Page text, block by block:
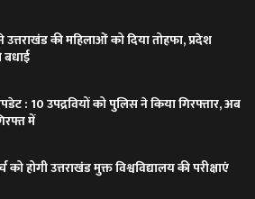
उत्तराखंड की महिलाओं को दिया तोहफा, प्रदेश
बधाई
: 10 उपद्रवियों को पुलिस ने किया गिरफ्तार, अब
में
को होगी उत्तराखंड मुक्त विश्वविद्यालय की परीक्षाएं